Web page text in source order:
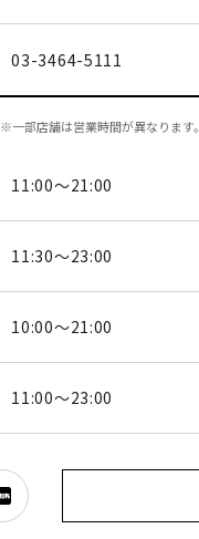
03-3464-5111
※一部店舗は営業時間が異なります。
11:00～21:00
11:30～23:00
10:00～21:00
11:00～23:00